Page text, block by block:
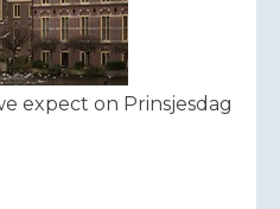
expect on Prinsjesdag